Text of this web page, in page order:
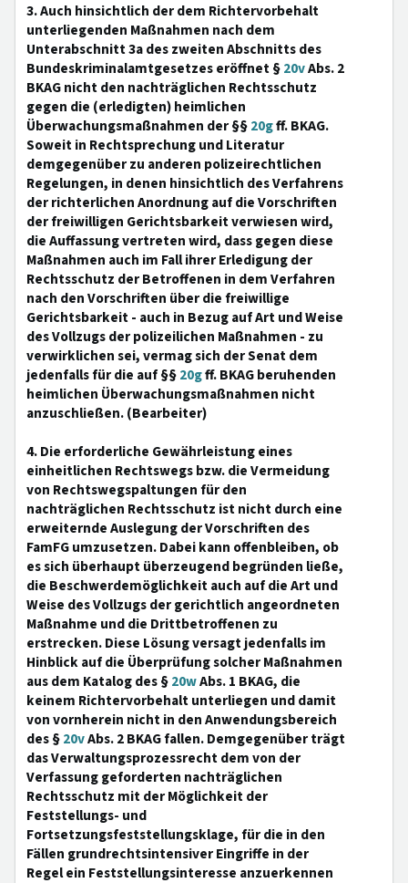
3. Auch hinsichtlich der dem Richtervorbehalt
unterliegenden Maßnahmen nach dem
Unterabschnitt 3a des zweiten Abschnitts des
Bundeskriminalamtgesetzes eröffnet §20vAbs. 2
BKAG nicht den nachträglichen Rechtsschutz
gegen die (erledigten) heimlichen
Überwachungsmaßnahmen der §§20gff. BKAG.
Soweit in Rechtsprechung und Literatur
demgegenüber zu anderen polizeirechtlichen
Regelungen, in denen hinsichtlich des Verfahrens
der richterlichen Anordnung auf die Vorschriften
der freiwilligen Gerichtsbarkeit verwiesen wird,
die Auffassung vertreten wird, dass gegen diese
Maßnahmen auch im Fall ihrer Erledigung der
Rechtsschutz der Betroffenen in dem Verfahren
nach den Vorschriften über die freiwillige
Gerichtsbarkeit - auch in Bezug auf Art und Weise
des Vollzugs der polizeilichen Maßnahmen - zu
verwirklichen sei, vermag sich der Senat dem
jedenfalls für die auf §§20gff. BKAG beruhenden
heimlichen Überwachungsmaßnahmen nicht
anzuschließen. (Bearbeiter)
4. Die erforderliche Gewährleistung eines
einheitlichen Rechtswegs bzw. die Vermeidung
von Rechtswegspaltungen für den
nachträglichen Rechtsschutz ist nicht durch eine
erweiternde Auslegung der Vorschriften des
FamFG umzusetzen. Dabei kann offenbleiben, ob
es sich überhaupt überzeugend begründen ließe,
die Beschwerdemöglichkeit auch auf die Art und
Weise des Vollzugs der gerichtlich angeordneten
Maßnahme und die Drittbetroffenen zu
erstrecken. Diese Lösung versagt jedenfalls im
Hinblick auf die Überprüfung solcher Maßnahmen
aus dem Katalog des §20wAbs. 1 BKAG, die
keinem Richtervorbehalt unterliegen und damit
von vornherein nicht in den Anwendungsbereich
des §20vAbs. 2 BKAG fallen. Demgegenüber trägt
das Verwaltungsprozessrecht dem von der
Verfassung geforderten nachträglichen
Rechtsschutz mit der Möglichkeit der
Feststellungs- und
Fortsetzungsfeststellungsklage, für die in den
Fällen grundrechtsintensiver Eingriffe in der
Regel ein Feststellungsinteresse anzuerkennen